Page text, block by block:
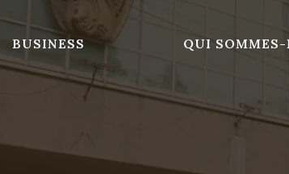
BUSINESS QUI SOMMES-